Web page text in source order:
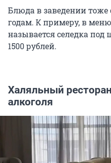
Блюда в заведении
годам. К примеру, в
называется селедка
1500 рублей.
Халяльный
алкоголя